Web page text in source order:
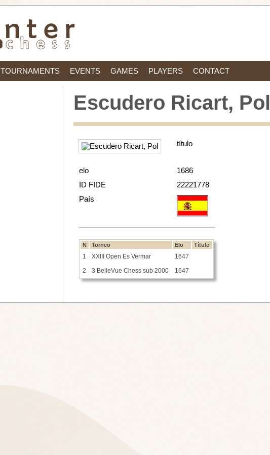
TOURNAMENTS EVENTS GAMES PLAYERS CONTACT
Escudero Ricart, Pol
título
elo
1686
ID FIDE
22221778
País
N Torneo Elo Título
1 XXIII Open Es Vermar
1647
2
3 BelleVue Chess sub 2000 1647